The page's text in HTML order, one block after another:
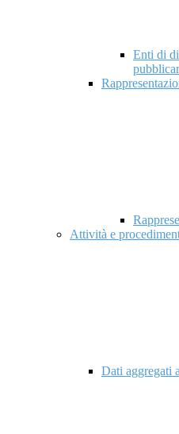
Enti di
Attività e
Dati aggregati